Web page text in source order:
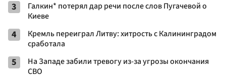
3
Галкин* потерял дар речи после слов Пугачевой о
Киеве
4
Кремль переиграл Литву: хитрость с Калининградом
сработала
5
На Западе забили тревогу из-за угрозы окончания
СВО